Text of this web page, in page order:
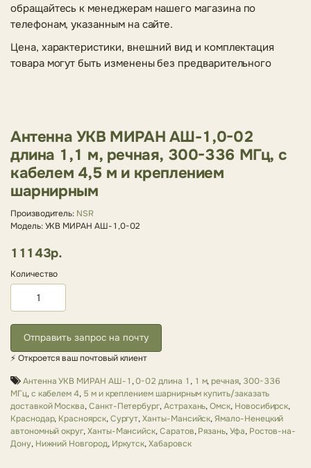
обращайтесь к менеджерам нашего магазина по
телефонам, указанным на сайте.
Цена, характеристики, внешний вид и комплектация
товара могут быть изменены без предварительного
Антенна УКВ МИРАН АШ-1,0-02
длина 1,1 м, речная, 300-336 МГц, с
кабелем 4,5 м и креплением
шарнирным
Производитель: NSR
Модель: УКВ МИРАН АШ-1,0-02
11143р.
Количество
Отправить запрос на почту
⚡ Откроется ваш почтовый клиент
Антенна УКВ МИРАН АШ-1 ,0-02 длина 1 , 1 м,речная, 300-336
МГц,с кабелем 4, 5 м и креплением шарнирным купить/заказать
доставкой Москва,Санкт-Петербург,Астрахань,Омск, Новосибирск,
Краснодар, Красноярск,Сургут,Ханты-Мансийск,Ямало-Ненецкий
автономный округ,Ханты-Мансийск,Саратов,Рязань,Уфа, Ростов-на-
Дону, Нижний Новгород, Иркутск,Хабаровск